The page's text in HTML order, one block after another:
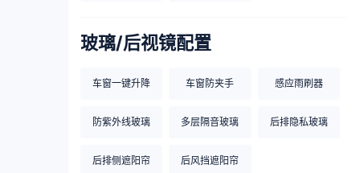
玻璃/后视镜配置
车窗一键升降 车窗防夹手 感应雨刷器
防紫外线玻璃 多层隔音玻璃 后排隐私玻璃
后排侧遮阳帘 后风挡遮阳帘